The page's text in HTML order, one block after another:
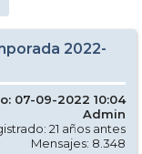
2022-
07-09-2022 10:04
Admin
21 años antes
Mensajes: 8.348